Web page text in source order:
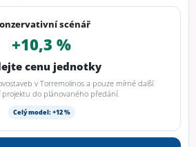
scénář
+10,3 %
cenu jednotky
v Torremolinos a pouze mírné další
projektu do plánovaného předání.
Celý model: +12 %